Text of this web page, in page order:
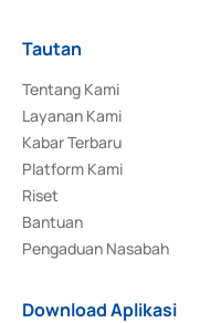
Tautan
Tentang Kami
Layanan Kami
Kabar Terbaru
Platform Kami
Riset
Bantuan
Pengaduan Nasabah
Download Aplikasi